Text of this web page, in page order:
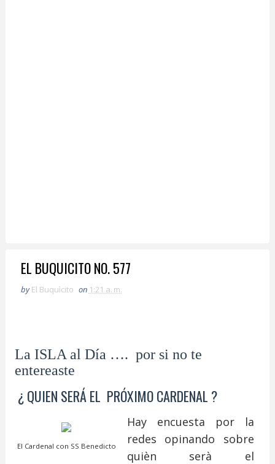
EL BUQUICITO NO. 577
by El Buquìcito on 1:21 a. m.
La ISLA al Día …. por si no te
entereaste
¿ QUIEN SERÁ EL PRÓXIMO CARDENAL ?
El Cardenal con SS Benedicto
Hay encuesta por la
redes opinando sobre
quièn serà el